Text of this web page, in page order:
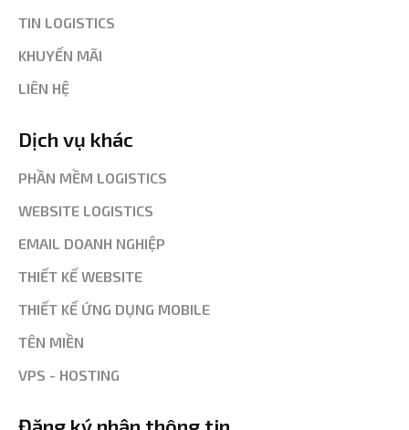
TIN LOGISTICS
KHUYẾN MÃI
LIÊN HỆ
Dịch vụ khác
PHẦN MỀM LOGISTICS
WEBSITE LOGISTICS
EMAIL DOANH NGHIỆP
THIẾT KẾ WEBSITE
THIẾT KẾ ỨNG DỤNG MOBILE
TÊN MIỀN
VPS - HOSTING
Đăng ký nhận thông tin